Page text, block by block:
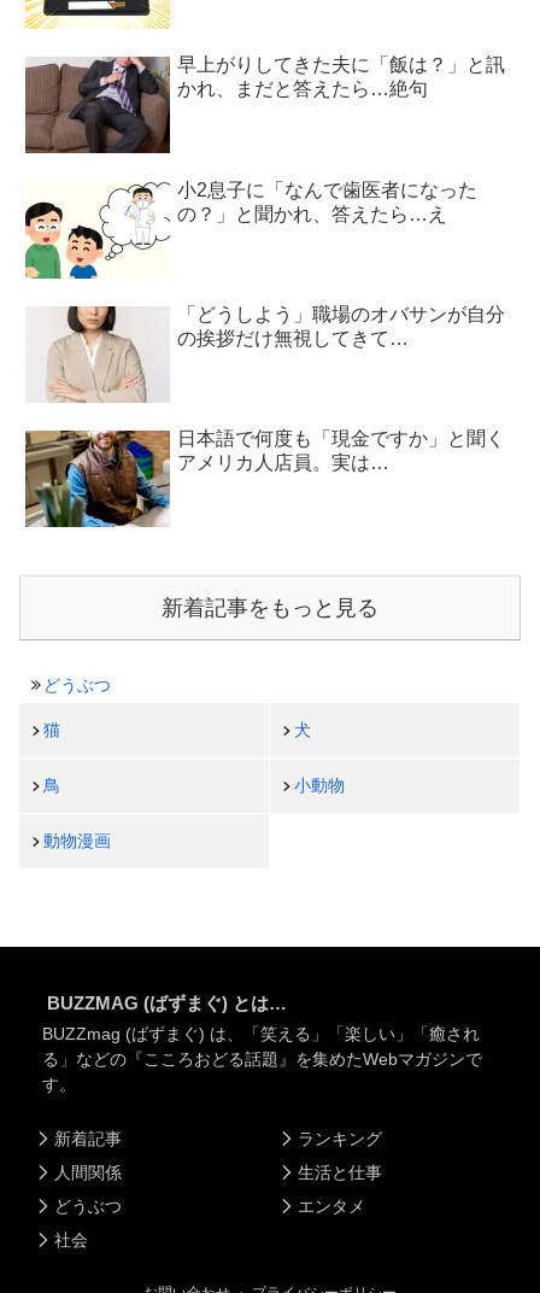
早上がりしてきた夫に「飯は？」と訊
かれ、まだと答えたら…絶句
小2息子に「なんで歯医者になった
の？」と聞かれ、答えたら…え
「どうしよう」職場のオバサンが自分
の挨拶だけ無視してきて…
日本語で何度も「現金ですか」と聞く
アメリカ人店員。実は…
新着記事をもっと見る
どうぶつ
猫 犬
鳥 小動物
動物漫画
BUZZMAG (ばずまぐ) とは…
BUZZmag (ばずまぐ) は、「笑える」「楽しい」「癒され
る」などの『こころおどる話題』を集めたWebマガジンで
す。
新着記事
人間関係
どうぶつ
社会
ランキング
生活と仕事
エンタメ